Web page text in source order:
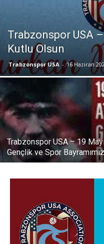
Trabzonspor USA
Kutlu Olsun
Trabzonspor USA - 16 Haziran
Trabzonspor USA – 19
Gençlik ve Spor